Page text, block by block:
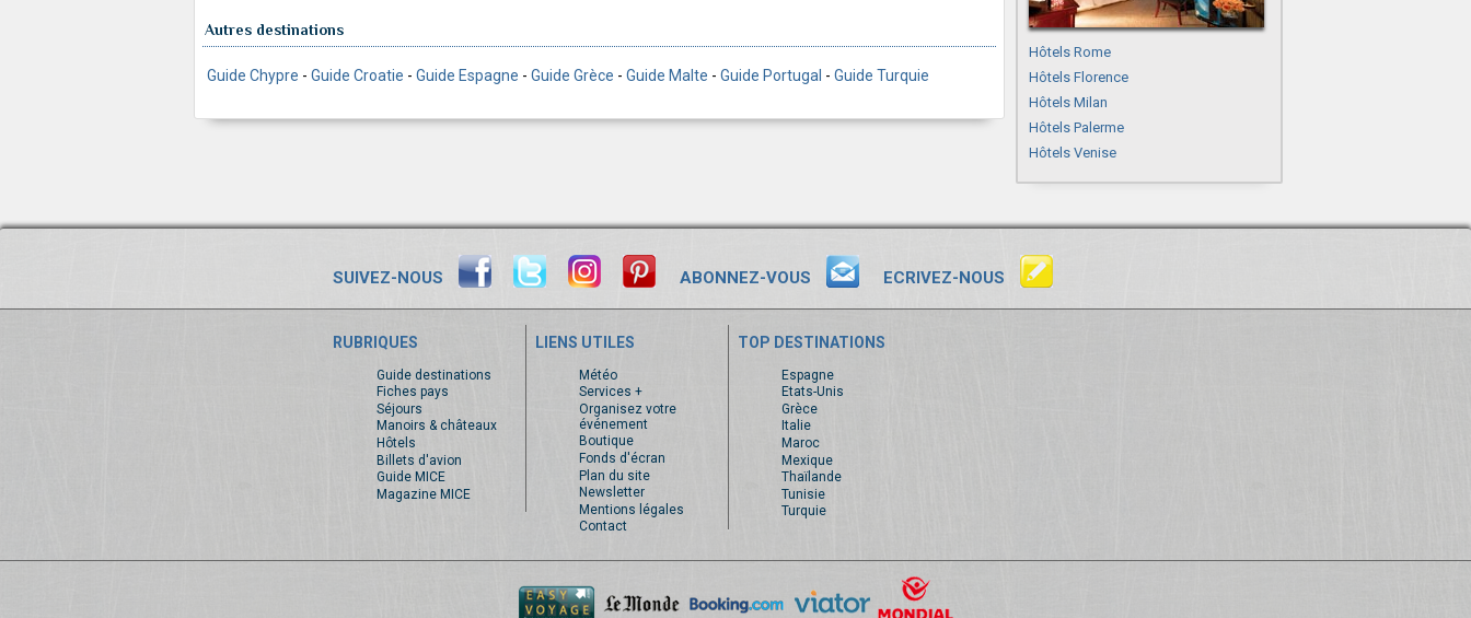
Autres destinations
Guide Chypre - Guide Croatie - Guide Espagne - Guide Grèce - Guide Malte - Guide Portugal - Guide Turquie
Hôtels Rome
Hôtels Florence
Hôtels Milan
Hôtels Palerme
Hôtels Venise
SUIVEZ-NOUS ABONNEZ-VOUS ECRIVEZ-NOUS
RUBRIQUES
Guide destinations
Fiches pays
Séjours
Manoirs & châteaux
Hôtels
Billets d'avion
Guide MICE
Magazine MICE
LIENS UTILES
Météo
Services +
Organisez votre
événement
Boutique
Fonds d'écran
Plan du site
Newsletter
Mentions légales
Contact
TOP DESTINATIONS
Espagne
Etats-Unis
Grèce
Italie
Maroc
Mexique
Thaïlande
Tunisie
Turquie